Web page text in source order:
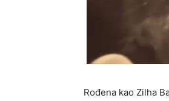
Rođena kao Zilha